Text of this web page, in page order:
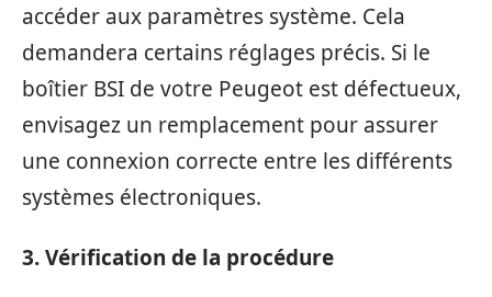
accéder aux paramètres système. Cela
demandera certains réglages précis. Si le
boîtier BSI de votre Peugeot est défectueux,
envisagez un remplacement pour assurer
une connexion correcte entre les différents
systèmes électroniques.
3. Vérification de la procédure